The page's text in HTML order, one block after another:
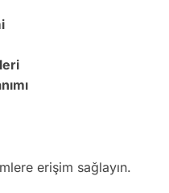
erişim sağlayın.